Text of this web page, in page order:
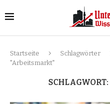
Startseite Schlagwörter
"Arbeitsmarkt"
SCHLAGWORT: